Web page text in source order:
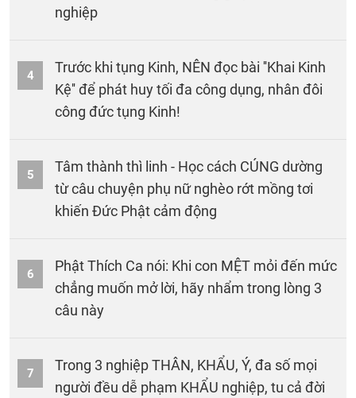
nghiệp
4
Trước khi tụng Kinh, NÊN đọc bài ''Khai Kinh
Kệ'' để phát huy tối đa công dụng, nhân đôi
công đức tụng Kinh!
5
Tâm thành thì linh - Học cách CÚNG dường
từ câu chuyện phụ nữ nghèo rớt mồng tơi
khiến Đức Phật cảm động
6
Phật Thích Ca nói: Khi con MỆT mỏi đến mức
chẳng muốn mở lời, hãy nhẩm trong lòng 3
câu này
7
Trong 3 nghiệp THÂN, KHẨU, Ý, đa số mọi
người đều dễ phạm KHẨU nghiệp, tu cả đời